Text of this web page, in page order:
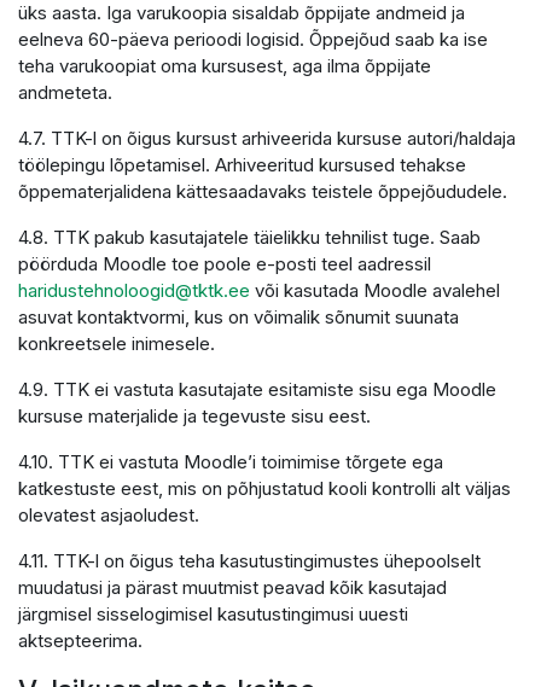
üks aasta. Iga varukoopia sisaldab õppijate andmeid ja
eelneva 60-päeva perioodi logisid. Õppejõud saab ka ise
teha varukoopiat oma kursusest, aga ilma õppijate
andmeteta.
4.7. TTK-l on õigus kursust arhiveerida kursuse autori/haldaja
töölepingu lõpetamisel. Arhiveeritud kursused tehakse
õppematerjalidena kättesaadavaks teistele õppejõududele.
4.8. TTK pakub kasutajatele täielikku tehnilist tuge. Saab
pöörduda Moodle toe poole e-posti teel aadressil
haridustehnoloogid@tktk.ee või kasutada Moodle avalehel
asuvat kontaktvormi, kus on võimalik sõnumit suunata
konkreetsele inimesele.
4.9. TTK ei vastuta kasutajate esitamiste sisu ega Moodle
kursuse materjalide ja tegevuste sisu eest.
4.10. TTK ei vastuta Moodle’i toimimise tõrgete ega
katkestuste eest, mis on põhjustatud kooli kontrolli alt väljas
olevatest asjaoludest.
4.11. TTK-l on õigus teha kasutustingimustes ühepoolselt
muudatusi ja pärast muutmist peavad kõik kasutajad
järgmisel sisselogimisel kasutustingimusi uuesti
aktsepteerima.